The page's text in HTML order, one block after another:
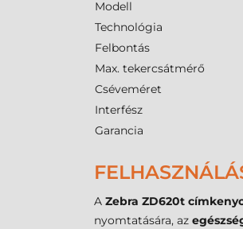
Modell
Technológia
Felbontás
Max. tekercsátmérő
Cséveméret
Interfész
Garancia
A Zebra ZD620t
nyomtatására, az